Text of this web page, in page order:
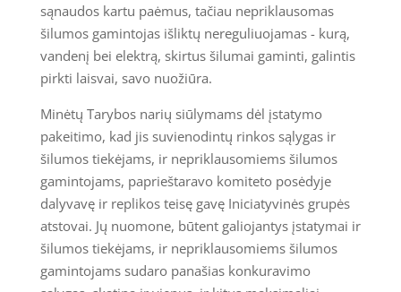
sąnaudos kartu paėmus, tačiau nepriklausomas
šilumos gamintojas išliktų nereguliuojamas - kurą,
vandenį bei elektrą, skirtus šilumai gaminti, galintis
pirkti laisvai, savo nuožiūra.
Minėtų Tarybos narių siūlymams dėl įstatymo
pakeitimo, kad jis suvienodintų rinkos sąlygas ir
šilumos tiekėjams, ir nepriklausomiems šilumos
gamintojams, paprieštaravo komiteto posėdyje
dalyvavę ir replikos teisę gavę Iniciatyvinės grupės
atstovai. Jų nuomone, būtent galiojantys įstatymai ir
šilumos tiekėjams, ir nepriklausomiems šilumos
gamintojams sudaro panašias konkuravimo